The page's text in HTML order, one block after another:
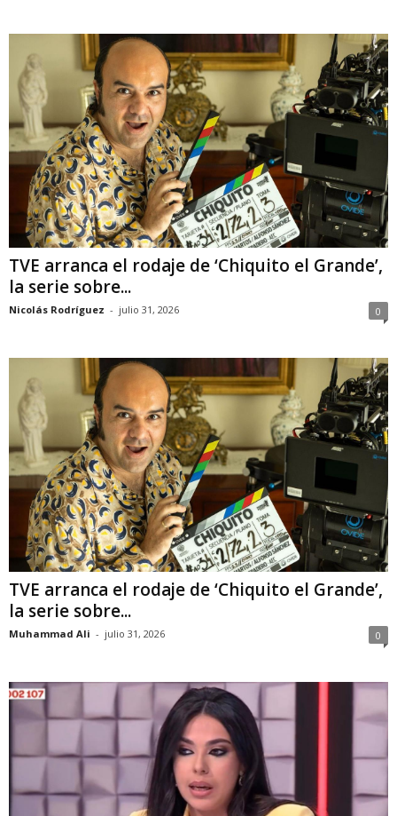
TVE arranca el rodaje de ‘Chiquito el Grande’,
la serie sobre...
Nicolás Rodríguez - julio 31, 2026 0
TVE arranca el rodaje de ‘Chiquito el Grande’,
la serie sobre...
Muhammad Ali - julio 31, 2026 0